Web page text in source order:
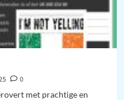
0
met prachtige en